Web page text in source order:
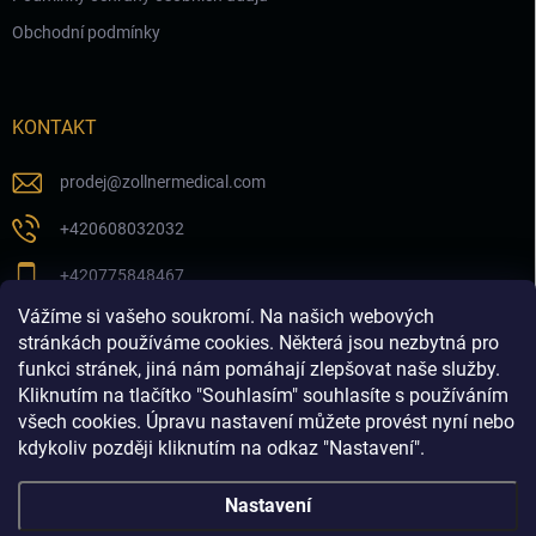
Vážíme si vašeho soukromí. Na našich webových
stránkách používáme cookies. Některá jsou nezbytná pro
funkci stránek, jiná nám pomáhají zlepšovat naše služby.
Kliknutím na tlačítko "Souhlasím" souhlasíte s používáním
všech cookies. Úpravu nastavení můžete provést nyní nebo
kdykoliv později kliknutím na odkaz "Nastavení".
Nastavení
Obchodní podmínky
KONTAKT
prodej@zollnermedical.com
+420608032032
+420775848467
Sledujte nás na našem FB profilu
zollnermedical_eu